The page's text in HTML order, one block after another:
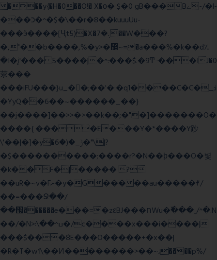
���y{�H�0��O!� X�о� $�0 gB���Bے-/�l-
���כ�^�$�\��r�8��kuuuUu-
���ӭ����[Ҷt5)�X�܉�7��W���?
�,"��b����,%�y>�޼~=�a���%�k��d؉
�I�į'��� 5����|�^:���$.�9Ͳ ·���IJ�0
荥���
���iFU���}u_��;��'�:�q1����C�C�_;i
�YyQ��6��~������_��}
��j����]��>>�>��k��;�"�]�������O�
����{ ����E���Y�*����Y䟞
\'��|�]�y�ݱ_�(�6�"\|?
�$����������;����r?�N��ϸ���O�볓
�k��F�|����� ?
��uR�~v�Fށ�y�G�����au�����ꑷ/
��=���Ջ��/
��՗������e���=�zεBJ���חWu�߰���˯/^�.N
��/�N>ߎ^��\܃�/c����x���i����|
���$���ܿ8E���O�����+�x��|
�R�T�wɬ\� �И��������>��~ɻ����p%/